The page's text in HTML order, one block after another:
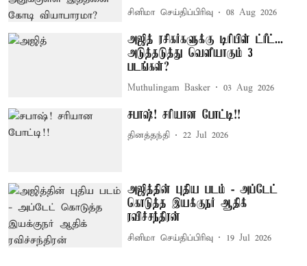
சினிமா செய்திப்பிரிவு 08 Aug 2026
அஜித் ரசிகர்களுக்கு டிரிபிள் ட்ரீட்...
அடுத்தடுத்து வெளியாகும் 3
படங்கள்?
Muthulingam Basker 03 Aug 2026
சபாஷ்! சரியான போட்டி!!
தினத்தந்தி 22 Jul 2026
அஜித்தின் புதிய படம் - அப்டேட்
கொடுத்த இயக்குநர் ஆதிக்
ரவிச்சந்திரன்
சினிமா செய்திப்பிரிவு 19 Jul 2026